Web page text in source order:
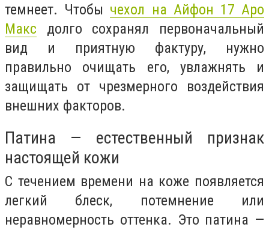
темнеет. Чтобы чехол на Айфон 17 Аро
Макс долго сохранял первоначальный
вид и приятную фактуру, нужно
правильно очищать его, увлажнять и
защищать от чрезмерного воздействия
внешних факторов.
Патина — естественный признак
настоящей кожи
С течением времени на коже появляется
легкий блеск, потемнение или
неравномерность оттенка. Это патина —